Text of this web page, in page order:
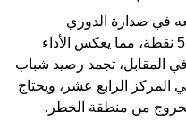
في صدارة الدوري
الاحترافي، حيث وصل رصيده إلى 55 نقطة، مما يعكس الأداء
في المقابل، تجمد رصيد شباب
وضعه في المركز الرابع عشر، ويحتاج
من منطقة الخطر.